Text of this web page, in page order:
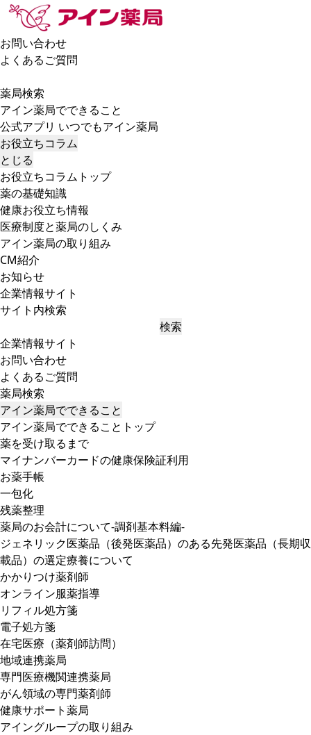
お問い合わせ
よくあるご質問
薬局検索
アイン薬局でできること
公式アプリ いつでもアイン薬局
お役立ちコラム
とじる
お役立ちコラムトップ
薬の基礎知識
健康お役立ち情報
医療制度と薬局のしくみ
アイン薬局の取り組み
CM紹介
お知らせ
企業情報サイト
サイト内検索
検索
企業情報サイト
お問い合わせ
よくあるご質問
薬局検索
アイン薬局でできること
アイン薬局でできることトップ
薬を受け取るまで
マイナンバーカードの健康保険証利用
お薬手帳
一包化
残薬整理
薬局のお会計について-調剤基本料編-
ジェネリック医薬品（後発医薬品）のある先発医薬品（長期収
載品）の選定療養について
かかりつけ薬剤師
オンライン服薬指導
リフィル処方箋
電子処方箋
在宅医療（薬剤師訪問）
地域連携薬局
専門医療機関連携薬局
がん領域の専門薬剤師
健康サポート薬局
アイングループの取り組み